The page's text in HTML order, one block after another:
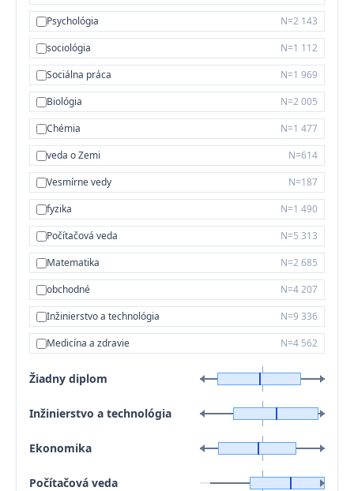
Psychológia
N=2 143
sociológia
N=1 112
Sociálna práca
N=1 969
Biológia
N=2 005
Chémia
N=1 477
veda o Zemi
N=614
Vesmírne vedy
N=187
fyzika
N=1 490
Počítačová veda
N=5 313
Matematika
N=2 685
obchodné
N=4 207
Inžinierstvo a technológia
N=9 336
Medicína a zdravie
N=4 562
Žiadny diplom
Inžinierstvo a technológia
Ekonomika
Počítačová veda